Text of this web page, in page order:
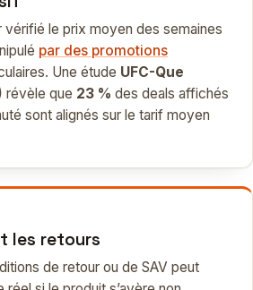
vérifié le prix moyen des semaines
par des promotions
Une étude UFC-Que
révèle que 23 % des deals affichés
sont alignés sur le tarif moyen
les retours
de retour ou de SAV peut